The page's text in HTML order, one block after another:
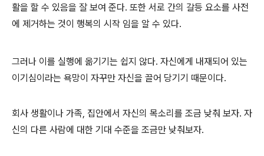
활을 할 수 있음을 잘 보여 준다. 또한 서로 간의 갈등 요소를 사전
에 제거하는 것이 행복의 시작 임을 알 수 있다.
그러나 이를 실행에 옮기기는 쉽지 않다. 자신에게 내재되어 있는
이기심이라는 욕망이 자꾸만 자신을 끌어 당기기 때문이다.
회사 생활이나 가족, 집안에서 자신의 목소리를 조금 낮춰 보자. 자
신의 다른 사람에 대한 기대 수준을 조금만 낮춰보자.